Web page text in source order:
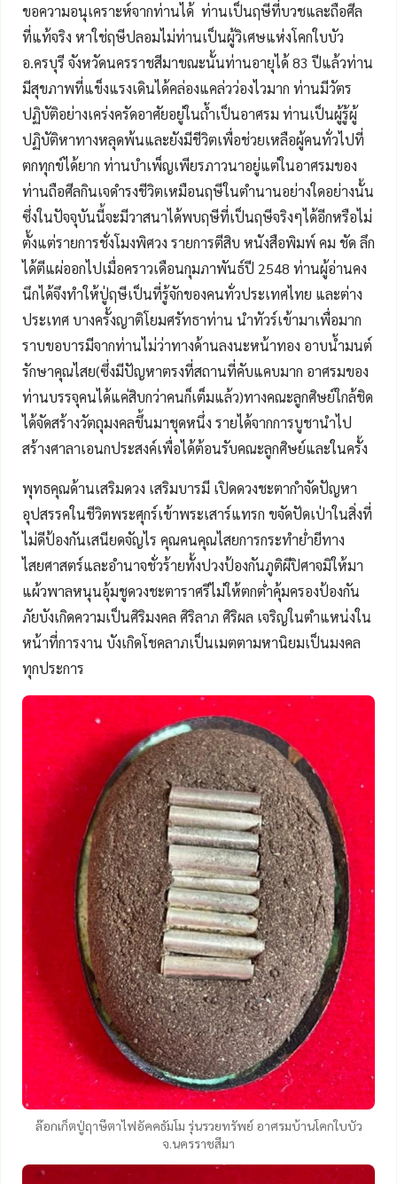
ขอความอนุเคราะห์จากท่านได้ ท่านเป็นฤษีที่บวชและถือศีล
ที่แท้จริง หาใช่ฤษีปลอมไม่ท่านเป็นผู้วิเศษแห่งโคกใบบัว
อ.ครบุรี จังหวัดนครราชสีมาขณะนั้นท่านอายุได้ 83 ปีแล้วท่าน
มีสุขภาพที่แข็งแรงเดินได้คล่องแคล่วว่องไวมาก ท่านมีวัตร
ปฏิบัติอย่างเคร่งครัดอาศัยอยู่ในถ้ำเป็นอาศรม ท่านเป็นผู้รู้ผู้
ปฏิบัติหาทางหลุดพ้นและยังมีชีวิตเพื่อช่วยเหลือผู้คนทั่วไปที่
ตกทุกข์ได้ยาก ท่านบำเพ็ญเพียรภาวนาอยู่แต่ในอาศรมของ
ท่านถือศีลกินเจดำรงชีวิตเหมือนฤษีในตำนานอย่างใดอย่างนั้น
ซึ่งในปัจจุบันนี้จะมีวาสนาได้พบฤษีที่เป็นฤษีจริงๆได้อีกหรือไม่
ตั้งแต่รายการชั่งโมงพิศวง รายการตีสิบ หนังสือพิมพ์ คม ชัด ลึก
ได้ตีแผ่ออกไปเมื่อคราวเดือนกุมภาพันธ์ปี 2548 ท่านผู้อ่านคง
นึกได้จึงทำให้ปู่ฤษีเป็นที่รู้จักของคนทั่วประเทศไทย และต่าง
ประเทศ บางครั้งญาติโยมศรัทธาท่าน นำทัวร์เข้ามาเพื่อมาก
ราบขอบารมีจากท่านไม่ว่าทางด้านลงนะหน้าทอง อาบน้ำมนต์
รักษาคุณไสย(ซึ่งมีปัญหาตรงที่สถานที่คับแคบมาก อาศรมของ
ท่านบรรจุคนได้แค่สิบกว่าคนก็เต็มแล้ว)ทางคณะลูกศิษย์ใกล้ชิด
ได้จัดสร้างวัตถุมงคลขึ้นมาชุดหนึ่ง รายได้จากการบูชานำไป
สร้างศาลาเอนกประสงค์เพื่อได้ต้อนรับคณะลูกศิษย์และในครั้ง
พุทธคุณด้านเสริมดวง เสริมบารมี เปิดดวงชะตากำจัดปัญหา
อุปสรรคในชีวิตพระศุกร์เข้าพระเสาร์แทรก ขจัดปัดเป่าในสิ่งที่
ไม่ดีป้องกันเสนียดจัญไร คุณคนคุณไสยการกระทำย่ำยีทาง
ไสยศาสตร์และอำนาจชั่วร้ายทั้งปวงป้องกันภูติผีปิศาจมิให้มา
แผ้วพาลหนุนอุ้มชูดวงชะตาราศรีไม่ให้ตกต่ำคุ้มครองป้องกัน
ภัยบังเกิดความเป็นศิริมงคล ศิริลาภ ศิริผล เจริญในตำแหน่งใน
หน้าที่การงาน บังเกิดโชคลาภเป็นเมตตามหานิยมเป็นมงคล
ทุกประการ
ล๊อกเก็ตปู่ฤาษีตาไฟอัคคธัมโม รุ่นรวยทรัพย์ อาศรมบ้านโคกใบบัว
จ.นครราชสีมา